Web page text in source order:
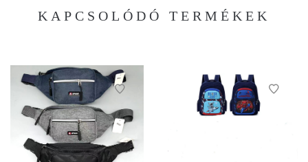
KAPCSOLÓDÓ TERMÉKEK